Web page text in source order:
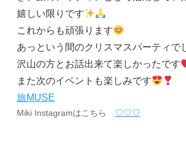
嬉しい限りです
これからも頑張ります
あっという間のクリスマスパーティで
沢山の方とお話出来て楽しかったです
また次のイベントも楽しみです
旅MUSE
Miki Instagramはこちら ♡♡♡